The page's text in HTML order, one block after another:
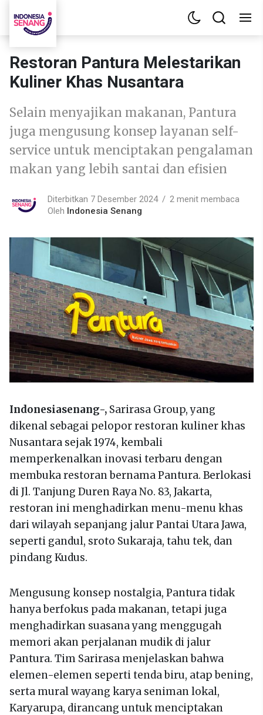
Restoran Pantura Melestarikan
Kuliner Khas Nusantara
Selain menyajikan makanan, Pantura
juga mengusung konsep layanan self-
service untuk menciptakan pengalaman
makan yang lebih santai dan efisien
Diterbitkan 7 Desember 2024
2 menit membaca
Oleh Indonesia Senang
Indonesiasenang-, Sarirasa Group, yang
dikenal sebagai pelopor restoran kuliner khas
Nusantara sejak 1974, kembali
memperkenalkan inovasi terbaru dengan
membuka restoran bernama Pantura. Berlokasi
di Jl. Tanjung Duren Raya No. 83, Jakarta,
restoran ini menghadirkan menu-menu khas
dari wilayah sepanjang jalur Pantai Utara Jawa,
seperti gandul, sroto Sukaraja, tahu tek, dan
pindang Kudus.
Mengusung konsep nostalgia, Pantura tidak
hanya berfokus pada makanan, tetapi juga
menghadirkan suasana yang menggugah
memori akan perjalanan mudik di jalur
Pantura. Tim Sarirasa menjelaskan bahwa
elemen-elemen seperti tenda biru, atap bening,
serta mural wayang karya seniman lokal,
Karyarupa, dirancang untuk menciptakan